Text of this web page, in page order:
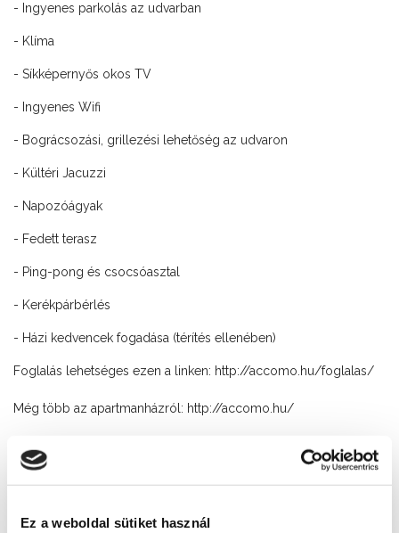
Ez a weboldal sütiket használ
- Ingyenes parkolás az udvarban
- Klíma
- Síkképernyős okos TV
- Ingyenes Wifi
- Bográcsozási, grillezési lehetőség az udvaron
- Kültéri Jacuzzi
- Napozóágyak
- Fedett terasz
- Ping-pong és csocsóasztal
- Kerékpárbérlés
- Házi kedvencek fogadása (térítés ellenében)
Foglalás lehetséges ezen a linken: http://accomo.hu/foglalas/
Még több az apartmanházról: http://accomo.hu/
is:https://www.facebook.com/accomoapartman/
Cím: Siófok, Karinthy Frigyes u. 2.